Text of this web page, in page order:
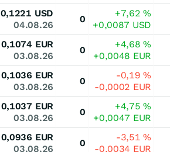
0,1221 USD
04.08.26
0
+7,62%
+0,0087 USD
0,1074 EUR
03.08.26
0
+4,68%
+0,0048 EUR
0,1036 EUR
03.08.26
0
-0,19%
-0,0002 EUR
0,1037 EUR
03.08.26
0
+4,75%
+0,0047 EUR
0,0936 EUR
03.08.26
0
-3,51%
-0,0034 EUR